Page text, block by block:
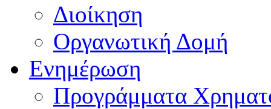
Διοίκηση
Οργανωτική Δομή
Ενημέρωση
Προγράμματα